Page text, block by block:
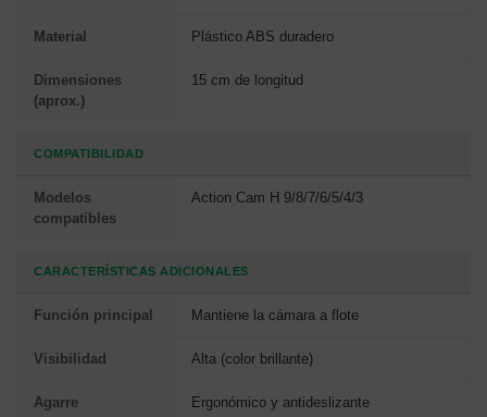
Material Plástico ABS duradero
Dimensiones
(aprox.)
15 cm de longitud
COMPATIBILIDAD
Modelos
compatibles
Action Cam H 9/8/7/6/5/4/3
CARACTERÍSTICAS ADICIONALES
Función principal Mantiene la cámara a flote
Visibilidad Alta (color brillante)
Agarre Ergonómico y antideslizante